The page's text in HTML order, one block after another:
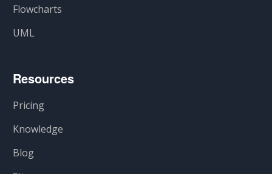
Flowcharts
UML
Resources
Pricing
Knowledge
Blog